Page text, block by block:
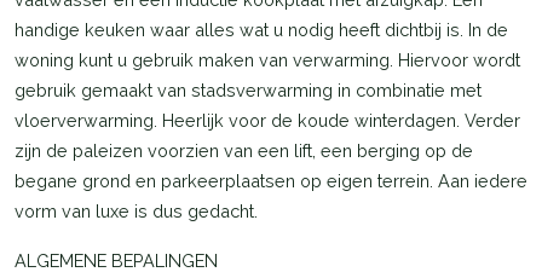
handige keuken waar alles wat u nodig heeft dichtbij is. In de
woning kunt u gebruik maken van verwarming. Hiervoor wordt
gebruik gemaakt van stadsverwarming in combinatie met
vloerverwarming. Heerlijk voor de koude winterdagen. Verder
zijn de paleizen voorzien van een lift, een berging op de
begane grond en parkeerplaatsen op eigen terrein. Aan iedere
vorm van luxe is dus gedacht.
ALGEMENE BEPALINGEN